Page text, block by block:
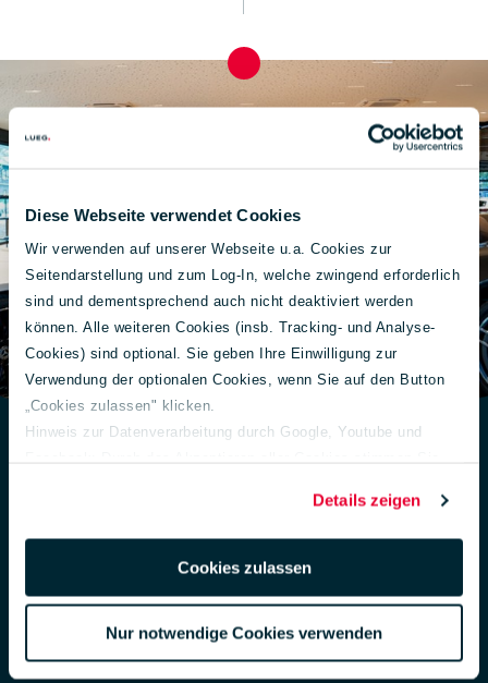
Diese Webseite verwendet Cookies
Wir verwenden auf unserer Webseite u.a. Cookies zur
Seitendarstellung und zum Log-In, welche zwingend erforderlich
sind und dementsprechend auch nicht deaktiviert werden
können. Alle weiteren Cookies (insb. Tracking- und Analyse-
Cookies) sind optional. Sie geben Ihre Einwilligung zur
Verwendung der optionalen Cookies, wenn Sie auf den Button
„Cookies zulassen" klicken.
Hinweis zur Datenverarbeitung durch Google, Youtube und
DSGVO zur Übermittlung in die USA zu. Hierbei besteht das
Risiko, dass Ihre Daten u. U. von US-Behörden zu Kontroll- und
Überwachungs-zwecken verarbeitet werden.
Details zeigen
Cookies zulassen
Nur notwendige Cookies verwenden
der LUEG-Gebrauchtwagenkauf.
Der Weg zu Ihrem exklusiven LUEG-
Wunschauto auf unserer Website und sichern Sie sich
einen Termin für eine Fahrzeugpräsentation – wenn Sie
möchten, noch heute.